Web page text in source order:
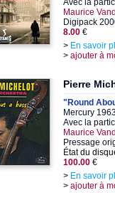
Avec la
Maurice
Digipack
8.00 €
> En savoir
> ajouter à
Pierre
"Round
Mercury
Avec la
Maurice
Pressage
État du
100.00 €
> En savoir
> ajouter à